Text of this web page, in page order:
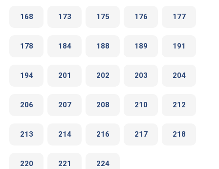
168 173 175 176 177
178 184 188 189 191
194 201 202 203 204
206 207 208 210 212
213 214 216 217 218
220 221 224